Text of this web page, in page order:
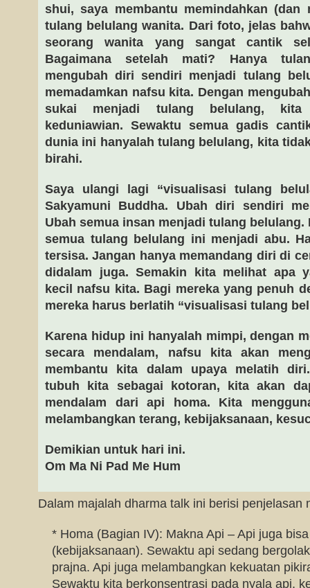
shui, saya membantu memindahkan (dan
tulang belulang wanita. Dari foto, jelas
seorang wanita yang sangat cantik
Bagaimana setelah mati? Hanya
mengubah diri sendiri menjadi tulang
memadamkan nafsu kita. Dengan
sukai menjadi tulang belulang, kita
keduniawian. Sewaktu semua gadis
dunia ini hanyalah tulang belulang, kita
birahi.
Saya ulangi lagi “visualisasi tulang
Sakyamuni Buddha. Ubah diri sendiri
Ubah semua insan menjadi tulang belulang.
semua tulang belulang ini menjadi abu.
tersisa. Jangan hanya memandang diri di
didalam juga. Semakin kita melihat apa
kecil nafsu kita. Bagi mereka yang penuh
mereka harus berlatih “visualisasi tulang
Karena hidup ini hanyalah mimpi, dengan
secara mendalam, nafsu kita akan
membantu kita dalam upaya melatih
tubuh kita sebagai kotoran, kita akan
mendalam dari api homa. Kita
melambangkan terang, kebijaksanaan,
Demikian untuk hari ini.
Om Ma Ni Pad Me Hum
Dalam majalah dharma talk ini berisi penjelasan
* Homa (Bagian IV): Makna Api – Api juga
(kebijaksanaan). Sewaktu api sedang
prajna. Api juga melambangkan kekuatan
Sewaktu kita berkonsentrasi pada nyala api,